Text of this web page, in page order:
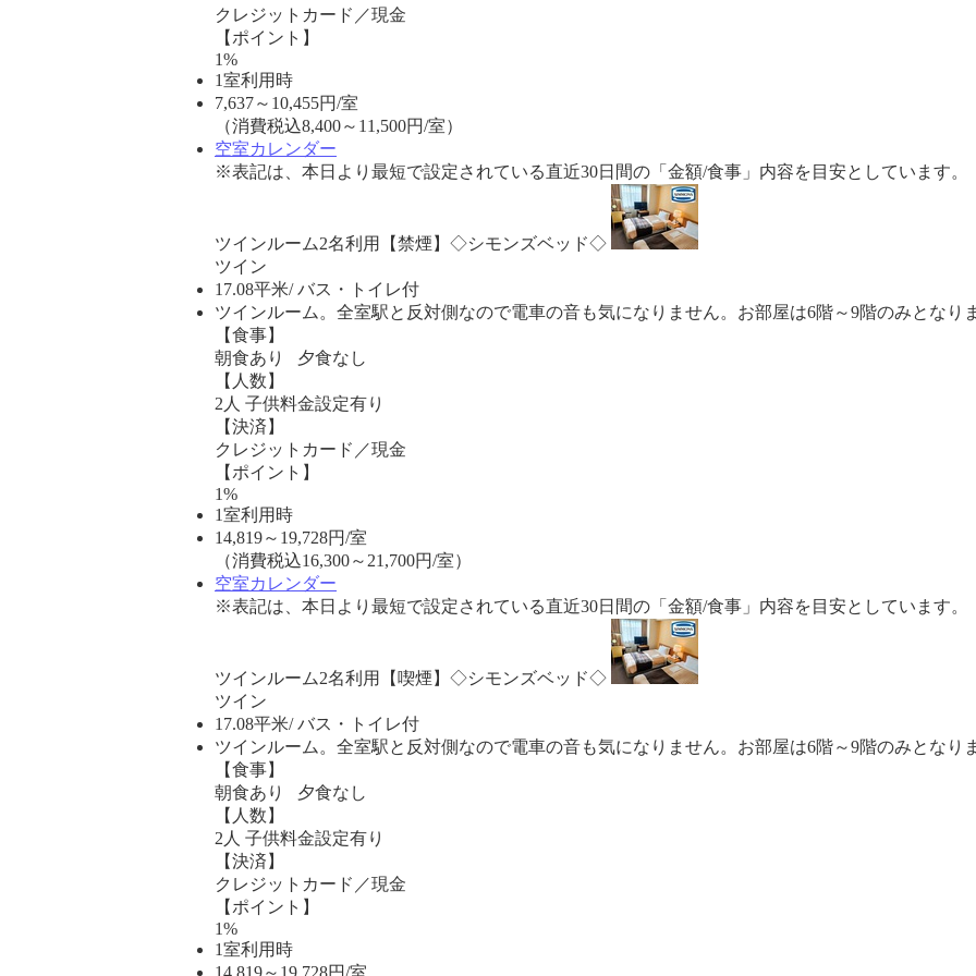
クレジットカード／現金
【ポイント】
1%
1室利用時
7,637～ 10,455円/室
（消費税込8,400～11,500円/室）
空室カレンダー
※表記は、本日より最短で設定されている直近30日間の「金額/食事」内容を目安としています。
ツインルーム2名利用【禁煙】◇シモンズベッド◇
ツイン
17.08平米/ バス・トイレ付
ツインルーム。全室駅と反対側なので電車の音も気になりません。お部屋は6階～9階のみとなり
【食事】
朝食あり 夕食なし
【人数】
2人 子供料金設定有り
【決済】
クレジットカード／現金
【ポイント】
1%
1室利用時
14,819～ 19,728円/室
（消費税込16,300～21,700円/室）
空室カレンダー
※表記は、本日より最短で設定されている直近30日間の「金額/食事」内容を目安としています。
ツインルーム2名利用【喫煙】◇シモンズベッド◇
ツイン
17.08平米/ バス・トイレ付
ツインルーム。全室駅と反対側なので電車の音も気になりません。お部屋は6階～9階のみとなり
【食事】
朝食あり 夕食なし
【人数】
2人 子供料金設定有り
【決済】
クレジットカード／現金
【ポイント】
1%
1室利用時
14,819～ 19,728円/室